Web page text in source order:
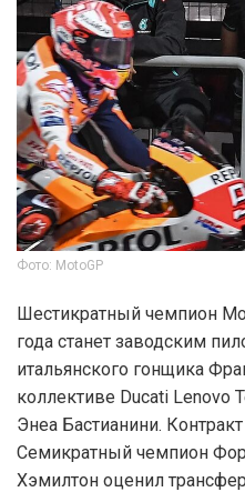
Фото: MotoGP
Шестикратный чемпион
года станет заводским
итальянского гонщика
коллективе Ducati Lenovo
Энеа Бастианини.
Семикратный чемпион
Хэмилтон оценил